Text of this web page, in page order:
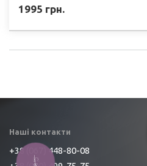
1995 грн.
Наші контакти
+38 (067) 448-80-08
КНОПКА